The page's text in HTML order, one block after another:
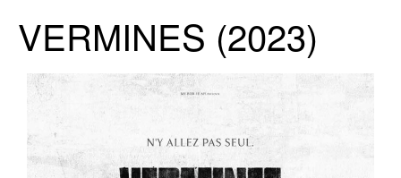
VERMINES (2023)